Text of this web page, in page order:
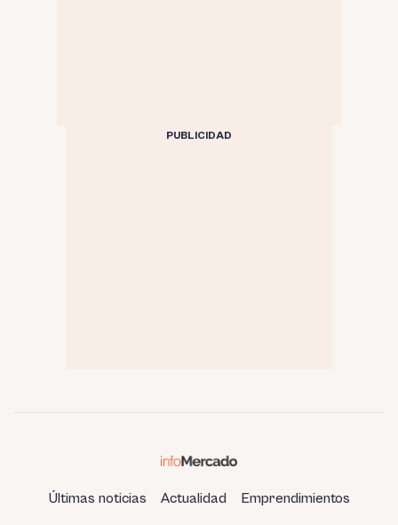
PUBLICIDAD
Últimas noticias Actualidad Emprendimientos